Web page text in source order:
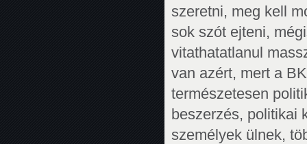
szeretni, meg kell
sok szót ejteni,
vitathatatlanul
van azért, mert a
természetesen
beszerzés, politikai
személyek ülnek,